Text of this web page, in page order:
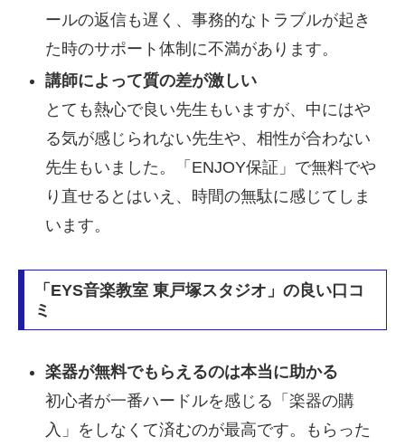
ールの返信も遅く、事務的なトラブルが起き
た時のサポート体制に不満があります。
講師によって質の差が激しい
とても熱心で良い先生もいますが、中にはや
る気が感じられない先生や、相性が合わない
先生もいました。「ENJOY保証」で無料でや
り直せるとはいえ、時間の無駄に感じてしま
います。
「EYS音楽教室 東戸塚スタジオ」の良い口コ
ミ
楽器が無料でもらえるのは本当に助かる
初心者が一番ハードルを感じる「楽器の購
入」をしなくて済むのが最高です。もらった